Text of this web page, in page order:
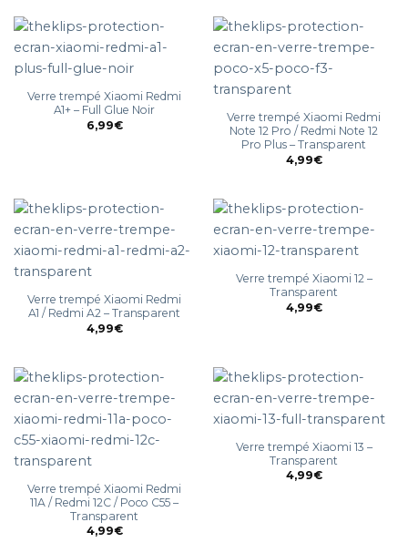
Verre trempé Xiaomi Redmi
A1+ – Full Glue Noir
6,99€
Verre trempé Xiaomi Redmi
Note 12 Pro / Redmi Note 12
Pro Plus – Transparent
4,99€
Verre trempé Xiaomi Redmi
A1 / Redmi A2 – Transparent
4,99€
Verre trempé Xiaomi 12 –
Transparent
4,99€
Verre trempé Xiaomi Redmi
11A / Redmi 12C / Poco C55 –
Transparent
4,99€
Verre trempé Xiaomi 13 –
Transparent
4,99€